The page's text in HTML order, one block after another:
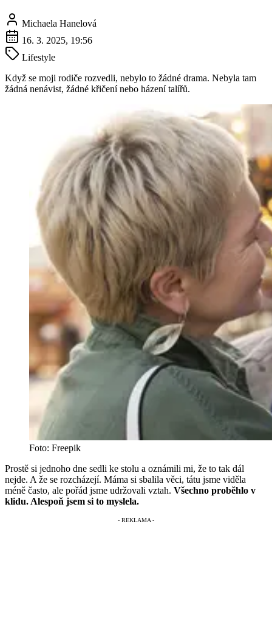
Michaela Hanelová
16. 3. 2025, 19:56
Lifestyle
Když se moji rodiče rozvedli, nebylo to žádné drama. Nebyla tam
žádná nenávist, žádné křičení nebo házení talířů.
Foto: Freepik
Prostě si jednoho dne sedli ke stolu a oznámili mi, že to tak dál
nejde. A že se rozcházejí. Máma si sbalila věci, tátu jsme viděla
méně často, ale pořád jsme udržovali vztah. Všechno proběhlo v
klidu. Alespoň jsem si to myslela.